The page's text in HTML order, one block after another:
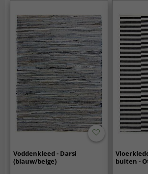
Voddenkleed - Darsi
(blauw/beige)
buiten -